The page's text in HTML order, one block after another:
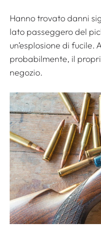
Hanno trovato danni
lato passeggero del
un’esplosione di fucile.
probabilmente, il
negozio.